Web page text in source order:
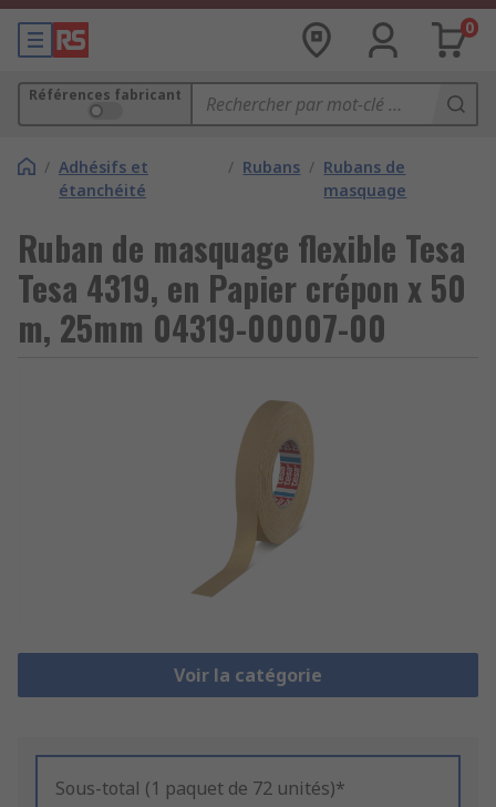
0
Références fabricant
/ Adhésifs et
étanchéité
/ Rubans / Rubans de
masquage
Ruban de masquage flexible Tesa
Tesa 4319, en Papier crépon x 50
m, 25mm 04319-00007-00
Voir la catégorie
Sous-total (1 paquet de 72 unités)*